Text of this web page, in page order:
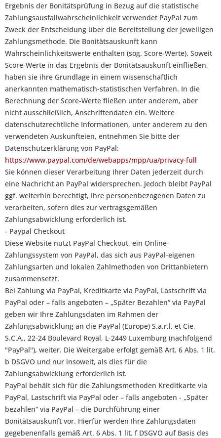
Ergebnis der Bonitätsprüfung in Bezug auf die statistische
Zahlungsausfallwahrscheinlichkeit verwendet PayPal zum
Zweck der Entscheidung über die Bereitstellung der jeweiligen
Zahlungsmethode. Die Bonitätsauskunft kann
Wahrscheinlichkeitswerte enthalten (sog. Score-Werte). Soweit
Score-Werte in das Ergebnis der Bonitätsauskunft einfließen,
haben sie ihre Grundlage in einem wissenschaftlich
anerkannten mathematisch-statistischen Verfahren. In die
Berechnung der Score-Werte fließen unter anderem, aber
nicht ausschließlich, Anschriftendaten ein. Weitere
datenschutzrechtliche Informationen, unter anderem zu den
verwendeten Auskunfteien, entnehmen Sie bitte der
Datenschutzerklärung von PayPal:
https://www.paypal.com/de/webapps/mpp/ua/privacy-full
Sie können dieser Verarbeitung Ihrer Daten jederzeit durch
eine Nachricht an PayPal widersprechen. Jedoch bleibt PayPal
ggf. weiterhin berechtigt, Ihre personenbezogenen Daten zu
verarbeiten, sofern dies zur vertragsgemäßen
Zahlungsabwicklung erforderlich ist.
- Paypal Checkout
Diese Website nutzt PayPal Checkout, ein Online-
Zahlungssystem von PayPal, das sich aus PayPal-eigenen
Zahlungsarten und lokalen Zahlmethoden von Drittanbietern
zusammensetzt.
Bei Zahlung via PayPal, Kreditkarte via PayPal, Lastschrift via
PayPal oder – falls angeboten – „Später Bezahlen“ via PayPal
geben wir Ihre Zahlungsdaten im Rahmen der
Zahlungsabwicklung an die PayPal (Europe) S.a.r.l. et Cie,
S.C.A., 22-24 Boulevard Royal, L-2449 Luxemburg (nachfolgend
"PayPal"), weiter. Die Weitergabe erfolgt gemäß Art. 6 Abs. 1 lit.
b DSGVO und nur insoweit, als dies für die
Zahlungsabwicklung erforderlich ist.
PayPal behält sich für die Zahlungsmethoden Kreditkarte via
PayPal, Lastschrift via PayPal oder – falls angeboten - „Später
bezahlen“ via PayPal – die Durchführung einer
Bonitätsauskunft vor. Hierfür werden Ihre Zahlungsdaten
gegebenenfalls gemäß Art. 6 Abs. 1 lit. f DSGVO auf Basis des